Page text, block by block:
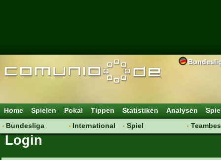
Home Spielen Pokal Tippen Statistiken Analysen
Bundesliga
Hot News
International
Spiel
Login